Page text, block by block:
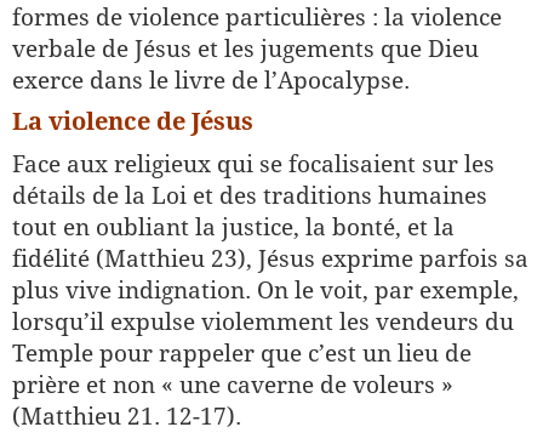
formes de violence particulières : la violence
verbale de Jésus et les jugements que Dieu
exerce dans le livre de l’Apocalypse.
La violence de Jésus
Face aux religieux qui se focalisaient sur les
détails de la Loi et des traditions humaines
tout en oubliant la justice, la bonté, et la
fidélité (Matthieu 23), Jésus exprime parfois sa
plus vive indignation. On le voit, par exemple,
lorsqu’il expulse violemment les vendeurs du
Temple pour rappeler que c’est un lieu de
prière et non « une caverne de voleurs »
(Matthieu 21. 12-17).